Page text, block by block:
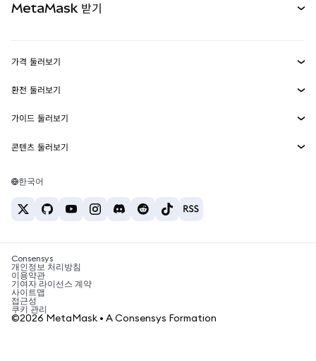
실물자산
MetaMask Connect
Snaps
웹3 서비스
MetaMask 받기
보안
고객 지원
채용
가격 둘러보기
이더리움 가격
솔라나 가격
테더 가격
환전 둘러보기
ETH를 USD로 환전
USDT를 INR로 환전
BTC를 INR로 환전
ETH를 USDT로 환전
가이드 둘러보기
ETH 매수
USDT 매수
SHIB 매수
BNB 매수
콘텐츠 둘러보기
솔라나 지갑
암호화폐 세금 뉴스
암호화폐 매수 방법
비트코인 매도 방법
한국어
Consensys
개인정보 처리방침
이용약관
기여자 라이선스 계약
사이트맵
접근성
쿠키 관리
©2026 MetaMask • A Consensys Formation